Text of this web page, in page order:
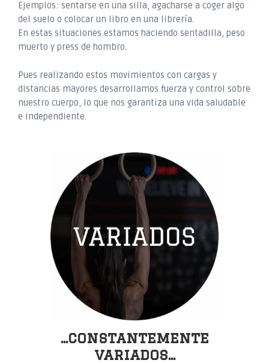
Ejemplos: sentarse en una silla, agacharse a coger algo
del suelo o colocar un libro en una librería.
En estas situaciones estamos haciendo sentadilla, peso
muerto y press de hombro.
Pues realizando estos movimientos con cargas y
distancias mayores desarrollamos fuerza y control sobre
nuestro cuerpo, lo que nos garantiza una vida saludable
e independiente.
...constantemente
variados...